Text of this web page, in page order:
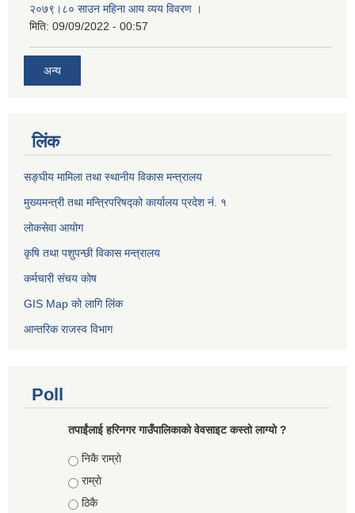
२०७९।८० साउन महिना आय व्यय विवरण ।
मिति: 09/09/2022 - 00:57
अन्य
लिंक
सङ्घीय मामिला तथा स्थानीय विकास मन्त्रालय
मुख्यमन्त्री तथा मन्त्रिपरिषद्को कार्यालय प्रदेश नं. १
लोकसेवा आयोग ​​​​
कृषि तथा पशुपन्छी विकास मन्त्रालय
कर्मचारी संचय कोष
GIS Map को लागि लिंक
आन्तरिक राजस्व विभाग
Poll
तपाईंलाई हरिनगर गाउँपालिकाको वेवसाइट कस्तो लाग्यो ?
Choices
निकै राम्राे
राम्राे
ठिकै